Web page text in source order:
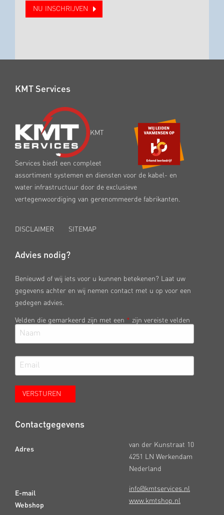
NU INSCHRIJVEN
KMT Services
KMT
Services biedt een compleet
assortiment systemen en diensten voor de kabel- en
water infrastructuur door de exclusieve
vertegenwoordiging van gerenommeerde fabrikanten.
DISCLAIMER SITEMAP
Advies nodig?
Benieuwd of wij iets voor u kunnen betekenen? Laat uw
gegevens achter en wij nemen contact met u op voor een
gedegen advies.
Velden die gemarkeerd zijn met een * zijn vereiste velden
Contactgegevens
Adres
E-mail
Webshop
van der Kunstraat 10
4251 LN Werkendam
Nederland
info@kmtservices.nl
www.kmtshop.nl